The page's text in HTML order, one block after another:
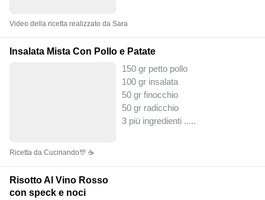
Video della ricetta realizzato da Sara
Insalata Mista Con Pollo e Patate
150 gr petto pollo
100 gr insalata
50 gr finocchio
50 gr radicchio
3 più ingredienti .....
Ricetta da Cucinando🎊 ☕
Risotto Al Vino Rosso
con speck e noci